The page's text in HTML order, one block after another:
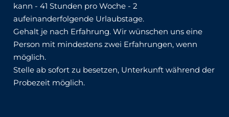
kann - 41 Stunden pro Woche - 2
aufeinanderfolgende Urlaubstage.
Gehalt je nach Erfahrung. Wir wünschen uns eine
Person mit mindestens zwei Erfahrungen, wenn
möglich.
Stelle ab sofort zu besetzen, Unterkunft während der
Probezeit möglich.